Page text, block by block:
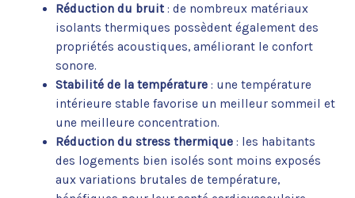
Réduction du bruit : de nombreux matériaux
isolants thermiques possèdent également des
propriétés acoustiques, améliorant le confort
sonore.
Stabilité de la température : une température
intérieure stable favorise un meilleur sommeil et
une meilleure concentration.
Réduction du stress thermique : les habitants
des logements bien isolés sont moins exposés
aux variations brutales de température,